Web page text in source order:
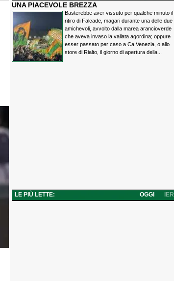
UNA PIACEVOLE BREZZA
Basterebbe aver vissuto per qualche minuto il
ritiro di Falcade, magari durante una delle due
amichevoli, avvolto dalla marea arancioverde
che aveva invaso la vallata agordina; oppure
esser passato per caso a Ca Venezia, o allo
store di Rialto, il giorno di apertura della...
LE PIÙ LETTE: IERI
OGGI